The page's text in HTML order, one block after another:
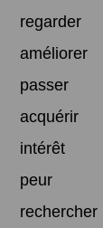
regarder
améliorer
passer
acquérir
intérêt
peur
rechercher